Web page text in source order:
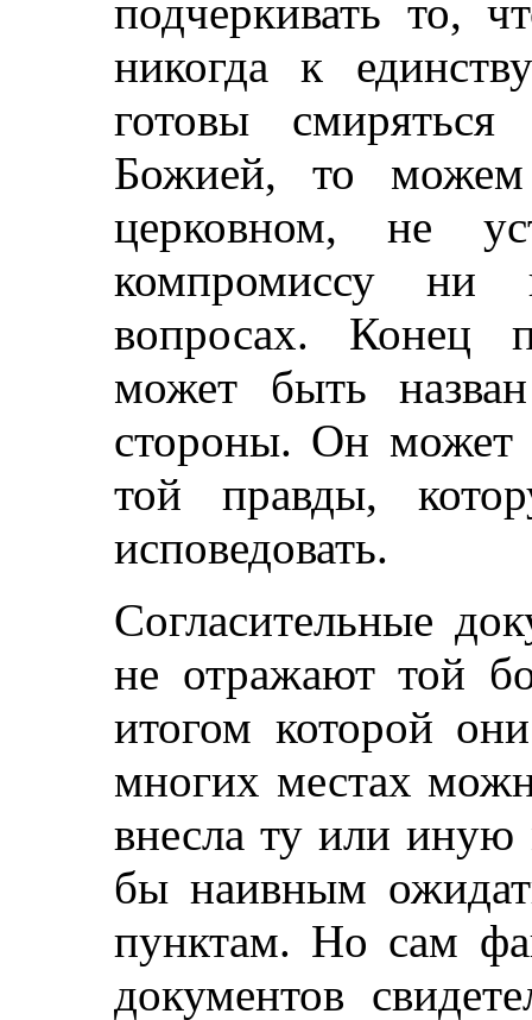
подчеркивать то,
никогда к
готовы
Божией, то можем
церковном, не
компромиссу ни
вопросах. Конец
может быть
стороны. Он может
той правды,
исповедовать.
Согласительные
не отражают той
итогом которой
многих местах
внесла ту или
бы наивным
пунктам. Но сам
документов